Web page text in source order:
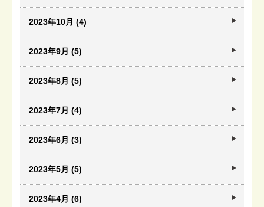
2023年10月 (4)
2023年9月 (5)
2023年8月 (5)
2023年7月 (4)
2023年6月 (3)
2023年5月 (5)
2023年4月 (6)